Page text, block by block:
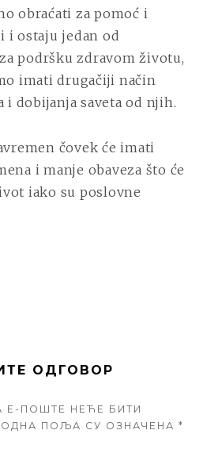
obraćati za pomoć i
i ostaju jedan od
podršku zdravom životu,
imati drugačiji način
i dobijanja saveta od njih.
čovek će imati
i manje obaveza što će
iako su poslovne
ОДГОВОР
Е-ПОШТЕ НЕЋЕ БИТИ
ПОЉА СУ ОЗНАЧЕНА *